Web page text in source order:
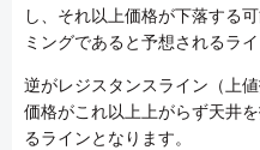
し、それ以上価格が下落する
ミングであると予想されるライ
逆がレジスタンスライン（上
価格がこれ以上上がらず天井
るラインとなります。